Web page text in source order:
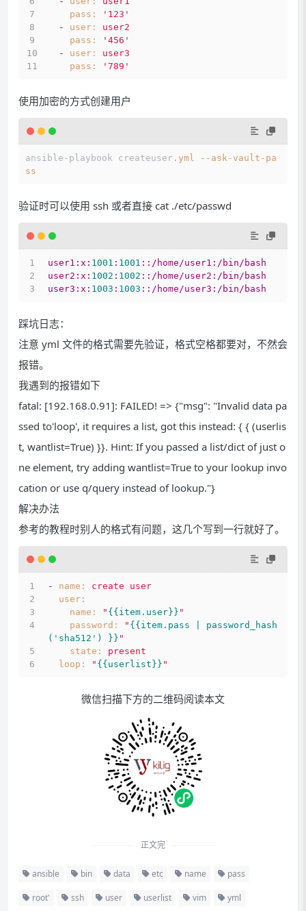
pass:
'123'
-
user:
user2
pass:
'456'
-
user:
user3
pass:
'789'
使用加密的方式创建用户
ansible-playbook createuser .yml
--ask-vault-pa
ss
验证时可以使用 ssh 或者直接 cat ./etc/passwd
user1: x: 1001 : 1001 : :/home/user1 :/bin/bash
user2: x: 1002 : 1002 : :/home/user2 :/bin/bash
user3: x: 1003 : 1003 : :/home/user3 :/bin/bash
踩坑日志：
注意 yml 文件的格式需要先验证，格式空格都要对，不然会
报错。
我遇到的报错如下
fatal: [192.168.0.91]: FAILED! => {"msg": "Invalid data pa
ssed to'loop', it requires a list, got this instead: { { (userlis
t, wantlist=True) }}. Hint: If you passed a list/dict of just o
ne element, try adding wantlist=True to your lookup invo
cation or use q/query instead of lookup."}
解决办法
参考的教程时别人的格式有问题，这几个写到一行就好了。
- name: create
user
user:
name:
" {{item.user}} "
password:
" {{item.pass | password_hash
('sha512') }} "
state:
present
loop:
" {{userlist}} "
微信扫描下方的二维码阅读本文
正文完
ansible bin data etc name pass
root' ssh user userlist vim yml